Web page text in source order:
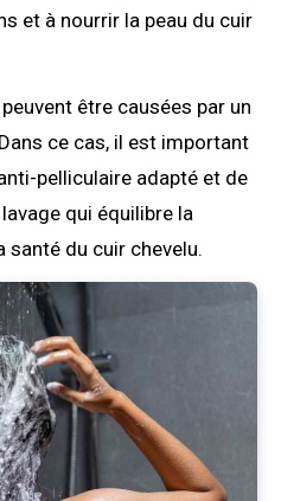
et à nourrir la peau du cuir
être causées par un
ce cas, il est important
pelliculaire adapté et de
qui équilibre la
du cuir chevelu.